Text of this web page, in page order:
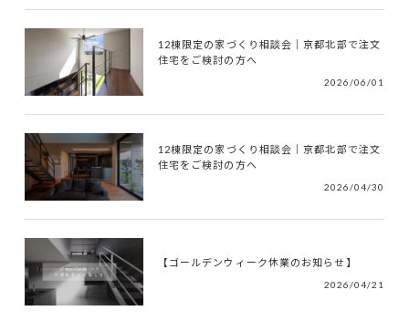
12棟限定の家づくり相談会｜京都北部で注文
住宅をご検討の方へ
2026/06/01
12棟限定の家づくり相談会｜京都北部で注文
住宅をご検討の方へ
2026/04/30
【ゴールデンウィーク休業のお知らせ】
2026/04/21